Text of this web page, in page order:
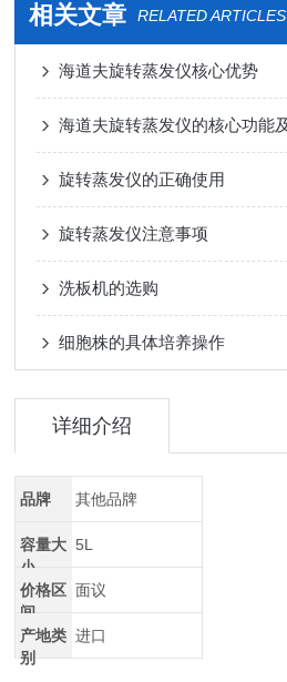
相关文章 RELATED ARTICLES
海道夫旋转蒸发仪核心优势
海道夫旋转蒸发仪的核心功能
旋转蒸发仪的正确使用
旋转蒸发仪注意事项
洗板机的选购
细胞株的具体培养操作
详细介绍
品牌 其他品牌
容量大
小
5L
价格区
间
面议
产地类
别
进口